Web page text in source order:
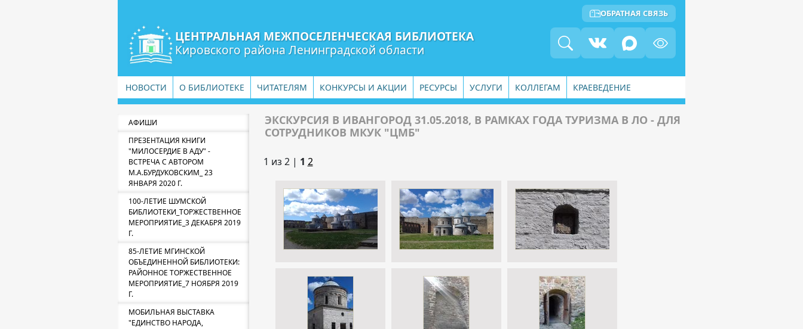
ЦЕНТРАЛЬНАЯ МЕЖПОСЕЛЕНЧЕСКАЯ БИБЛИОТЕКА
Кировского района Ленинградской области
ОБРАТНАЯ СВЯЗЬ
НОВОСТИ О БИБЛИОТЕКЕ ЧИТАТЕЛЯМ КОНКУРСЫ И АКЦИИ РЕСУРСЫ УСЛУГИ КОЛЛЕГАМ КРАЕВЕДЕНИЕ
АФИШИ
ПРЕЗЕНТАЦИЯ КНИГИ
"МИЛОСЕРДИЕ В АДУ" -
ВСТРЕЧА С АВТОРОМ
М.А.БУРДУКОВСКИМ_ 23
ЯНВАРЯ 2020 Г.
100-ЛЕТИЕ ШУМСКОЙ
БИБЛИОТЕКИ_ТОРЖЕСТВЕННОЕ
МЕРОПРИЯТИЕ_3 ДЕКАБРЯ 2019
Г.
85-ЛЕТИЕ МГИНСКОЙ
ОБЪЕДИНЕННОЙ БИБЛИОТЕКИ:
РАЙОННОЕ ТОРЖЕСТВЕННОЕ
МЕРОПРИЯТИЕ_7 НОЯБРЯ 2019
Г.
МОБИЛЬНАЯ ВЫСТАВКА
"ЕДИНСТВО НАРОДА,
ЭКСКУРСИЯ В ИВАНГОРОД 31.05.2018, В РАМКАХ ГОДА ТУРИЗМА В ЛО - ДЛЯ
СОТРУДНИКОВ МКУК "ЦМБ"
1 из 2 | 1 2